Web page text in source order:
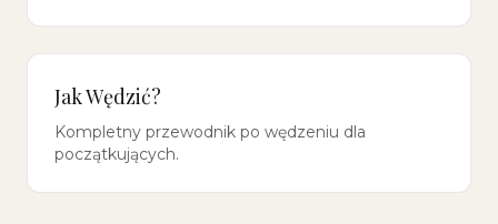
Jak Wędzić?
Kompletny przewodnik po wędzeniu dla
początkujących.